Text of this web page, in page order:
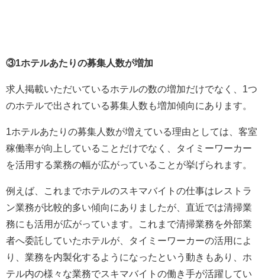
③1ホテルあたりの募集人数が増加
求人掲載いただいているホテルの数の増加だけでなく、1つ
のホテルで出されている募集人数も増加傾向にあります。
1ホテルあたりの募集人数が増えている理由としては、客室
稼働率が向上していることだけでなく、タイミーワーカー
を活用する業務の幅が広がっていることが挙げられます。
例えば、これまでホテルのスキマバイトの仕事はレストラ
ン業務が比較的多い傾向にありましたが、直近では清掃業
務にも活用が広がっています。これまで清掃業務を外部業
者へ委託していたホテルが、タイミーワーカーの活用によ
り、業務を内製化するようになったという動きもあり、ホ
テル内の様々な業務でスキマバイトの働き手が活躍してい